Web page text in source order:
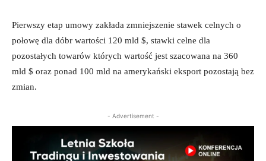
Pierwszy etap umowy zakłada zmniejszenie stawek celnych o
połowę dla dóbr wartości 120 mld $, stawki celne dla
pozostałych towarów których wartość jest szacowana na 360
mld $ oraz ponad 100 mld na amerykański eksport pozostają bez
zmian.
- Advertisement -